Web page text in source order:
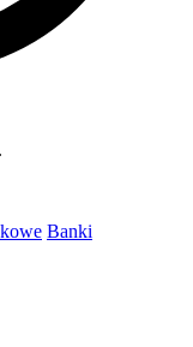
Banki